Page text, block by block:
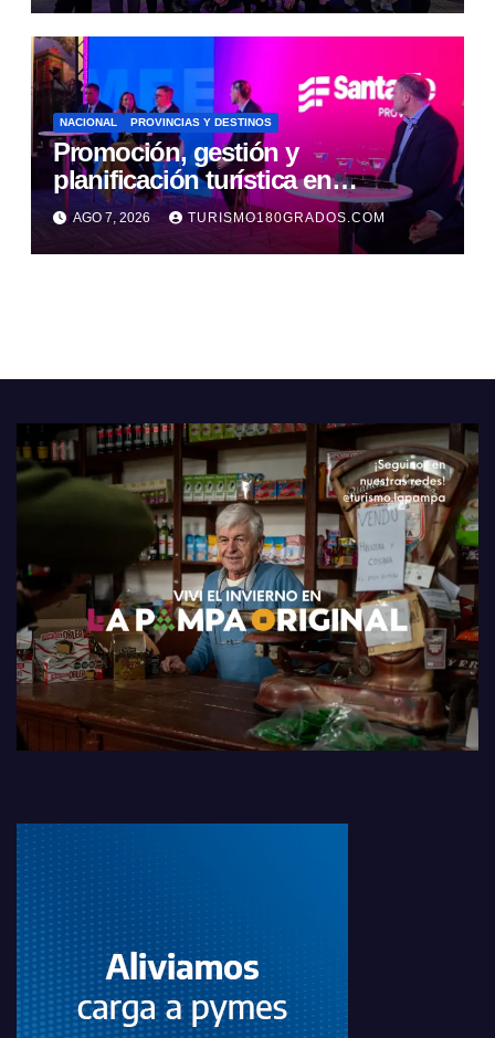
NACIONAL PROVINCIAS Y DESTINOS
Promoción, gestión y
planificación turística en
recargada agenda santafesina en
Buenos Aires
AGO 7, 2026 TURISMO180GRADOS.COM